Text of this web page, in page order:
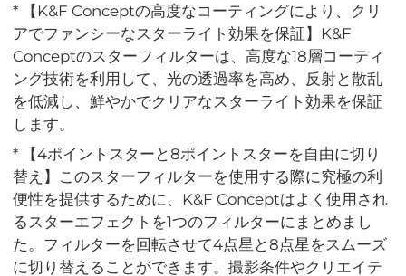
* 【K&F Conceptの高度なコーティングにより、クリ
アでファンシーなスターライト効果を保証】K&F
Conceptのスターフィルターは、高度な18層コーティ
ング技術を利用して、光の透過率を高め、反射と散乱
を低減し、鮮やかでクリアなスターライト効果を保証
します。
* 【4ポイントスターと8ポイントスターを自由に切り
替え】このスターフィルターを使用する際に究極の利
便性を提供するために、K&F Conceptはよく使用され
るスターエフェクトを1つのフィルターにまとめまし
た。フィルターを回転させて4点星と8点星をスムーズ
に切り替えることができます。撮影条件やクリエイテ